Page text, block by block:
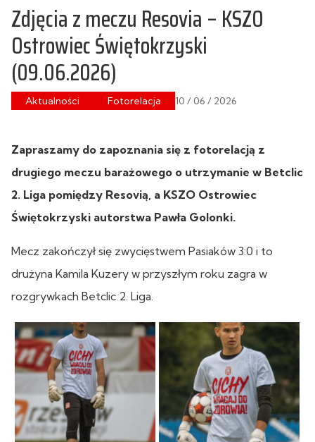
Zdjęcia z meczu Resovia – KSZO
Ostrowiec Świętokrzyski
(09.06.2026)
Aktualności Fotorelacja 10 / 06 / 2026
Zapraszamy do zapoznania się z fotorelacją z
drugiego meczu barażowego o utrzymanie w Betclic
2. Liga pomiędzy Resovią, a KSZO Ostrowiec
Świętokrzyski autorstwa Pawła Golonki.
Mecz zakończył się zwycięstwem Pasiaków 3:0 i to
drużyna Kamila Kuzery w przyszłym roku zagra w
rozgrywkach Betclic 2. Liga.